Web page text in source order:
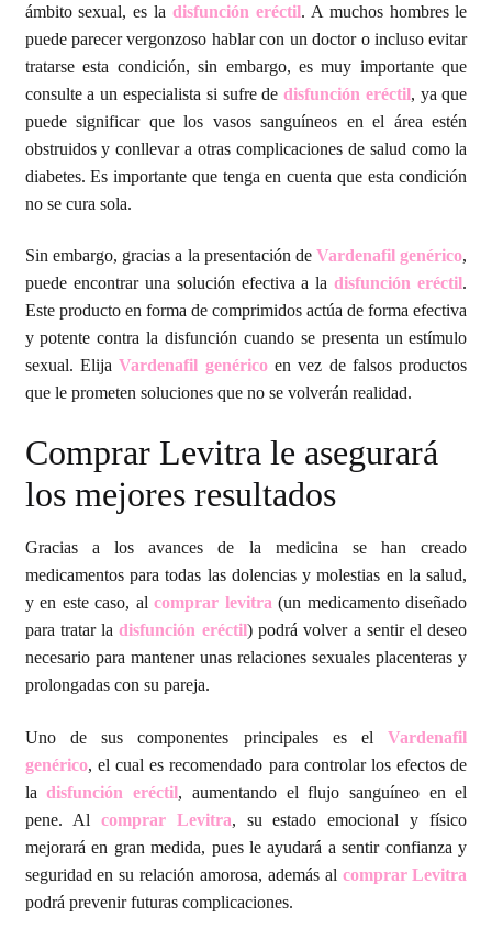
Blog
Carrito
Condiciones
Formas de envío
Formas de pago
Impressum
Mi cuenta
Pago
Política de privacidad
Preguntas frecuentes
Productos
Sobre nosotros
ámbito sexual, es ladisfunción eréctil. A muchos hombres le
puede parecer vergonzoso hablar con un doctor o incluso evitar
tratarse esta condición, sin embargo, es muy importante que
consulte a un especialista si sufre dedisfunción eréctil, ya que
puede significar que los vasos sanguíneos en el área estén
obstruidos y conllevar a otras complicaciones de salud como la
diabetes. Es importante que tenga en cuenta que esta condición
no se cura sola.
Sin embargo, gracias a la presentación deVardenafil genérico,
puede encontrar una solución efectiva a ladisfunción eréctil.
Este producto en forma de comprimidos actúa de forma efectiva
y potente contra la disfunción cuando se presenta un estímulo
sexual. ElijaVardenafil genéricoen vez de falsos productos
que le prometen soluciones que no se volverán realidad.
Comprar Levitra le asegurará
los mejores resultados
Gracias a los avances de la medicina se han creado
medicamentos para todas las dolencias y molestias en la salud,
y en este caso, alcomprar levitra(un medicamento diseñado
para tratar ladisfunción eréctil) podrá volver a sentir el deseo
necesario para mantener unas relaciones sexuales placenteras y
prolongadas con su pareja.
Uno de sus componentes principales es elVardenafil
genérico, el cual es recomendado para controlar los efectos de
ladisfunción eréctil, aumentando el flujo sanguíneo en el
pene. Al comprar Levitra, su estado emocional y físico
mejorará en gran medida, pues le ayudará a sentir confianza y
seguridad en su relación amorosa, además al comprar Levitra
podrá prevenir futuras complicaciones.